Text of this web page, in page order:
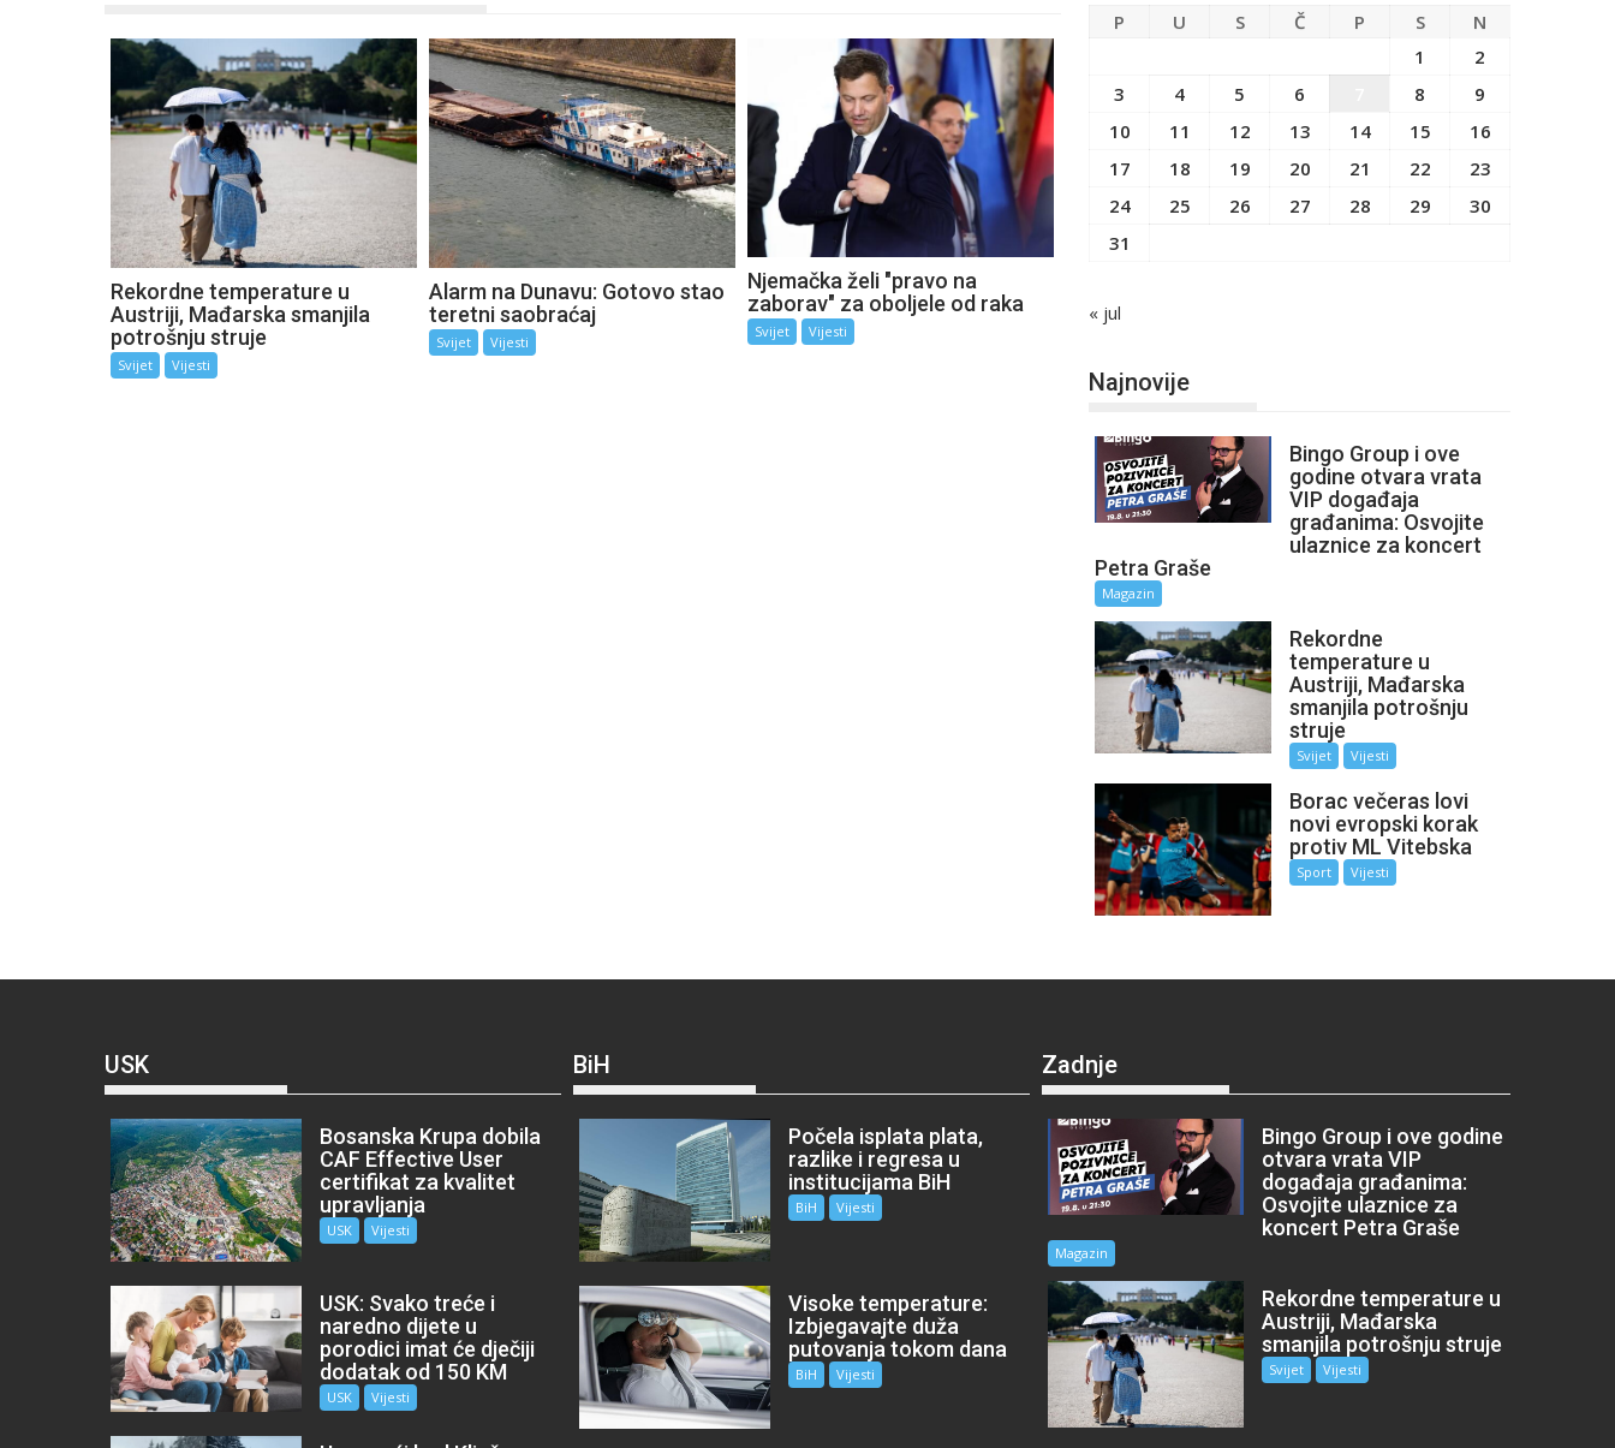
Rekordne temperature u
Austriji, Mađarska smanjila
potrošnju struje
Svijet Vijesti
Alarm na Dunavu: Gotovo stao
teretni saobraćaj
Svijet Vijesti
Njemačka želi "pravo na
zaborav" za oboljele od raka
Svijet Vijesti
P U S Č P S
N
1
2
3
4 5 6 8
9
10
11 12 13 14 15
16
17
18 19 20 21 22
23
24
25 26 27 28 29
30
31
« jul
Najnovije
Bingo Group i ove
godine otvara vrata
VIP događaja
građanima: Osvojite
ulaznice za koncert
Petra Graše
Magazin
Rekordne
temperature u
Austriji, Mađarska
smanjila potrošnju
struje
Svijet Vijesti
Borac večeras lovi
novi evropski korak
protiv ML Vitebska
Sport Vijesti
USK
Bosanska Krupa dobila
CAF Effective User
certifikat za kvalitet
upravljanja
USK Vijesti
USK: Svako treće i
naredno dijete u
porodici imat će dječiji
dodatak od 150 KM
USK Vijesti
BiH
Počela isplata plata,
razlike i regresa u
institucijama BiH
BiH Vijesti
Visoke temperature:
Izbjegavajte duža
putovanja tokom dana
BiH Vijesti
Zadnje
Bingo Group i ove godine
otvara vrata VIP
događaja građanima:
Osvojite ulaznice za
koncert Petra Graše
Magazin
Rekordne temperature u
Austriji, Mađarska
smanjila potrošnju struje
Svijet Vijesti